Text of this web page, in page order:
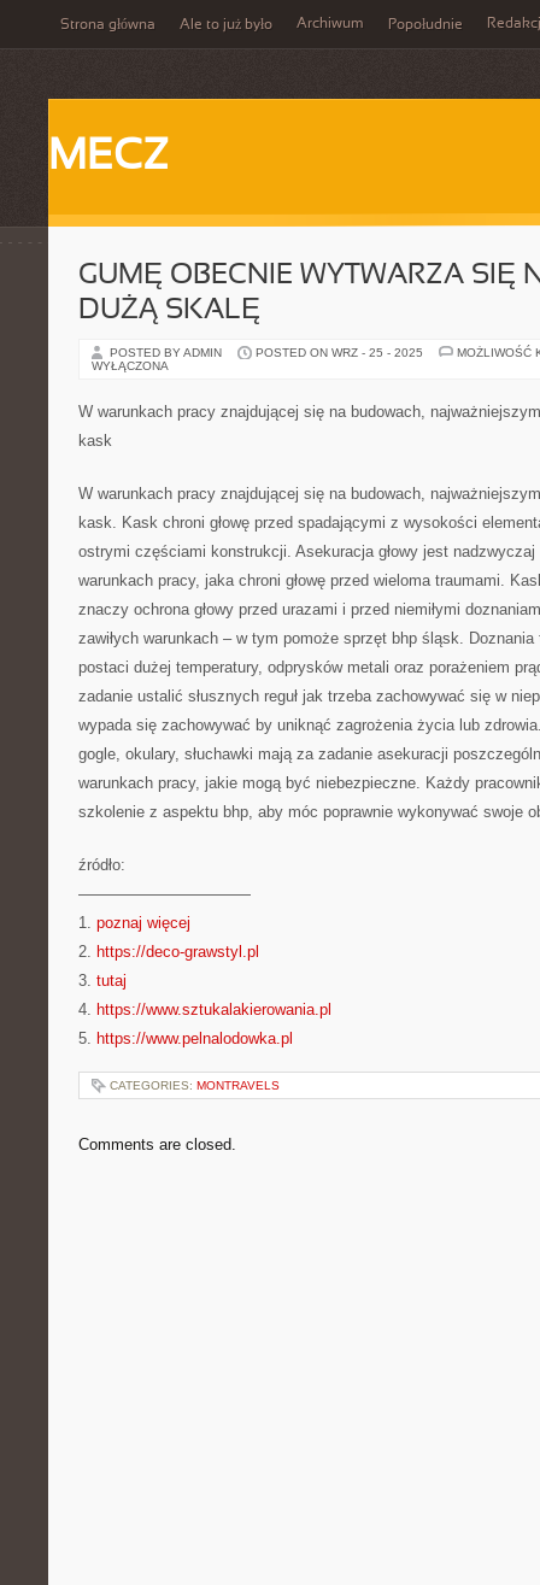
Strona główna Ale to już było Archiwum Popołudnie
MECZ
GUMĘ OBECNIE WYTWARZA SIĘ
DUŻĄ SKALĘ
POSTED BY ADMIN POSTED ON WRZ - 25 - 2025
MOŻLIWOŚĆ
WYŁĄCZONA
W warunkach pracy znajdującej się na budowach,
kask
W warunkach pracy znajdującej się na budowach,
kask. Kask chroni głowę przed spadającymi z wysokości
ostrymi częściami konstrukcji. Asekuracja głowy jest
warunkach pracy, jaka chroni głowę przed wieloma traumami.
znaczy ochrona głowy przed urazami i przed niemiłymi
zawiłych warunkach – w tym pomoże sprzęt bhp śląsk.
postaci dużej temperatury, odprysków metali oraz porażeniem
zadanie ustalić słusznych reguł jak trzeba zachowywać się w
wypada się zachowywać by uniknąć zagrożenia życia lub
gogle, okulary, słuchawki mają za zadanie asekuracji
warunkach pracy, jakie mogą być niebezpieczne. Każdy
szkolenie z aspektu bhp, aby móc poprawnie wykonywać swoje
źródło:
———————————
1. poznaj więcej
2. https://deco-grawstyl.pl
3. tutaj
4. https://www.sztukalakierowania.pl
5. https://www.pelnalodowka.pl
CATEGORIES: MONTRAVELS
Comments are closed.